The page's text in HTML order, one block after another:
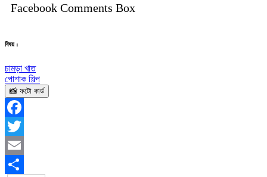
Facebook Comments Box
বিষয় :
চামড়া খাত
পোশাক শিল্প
📸 ফটো কার্ড
Facebook
Twitter
Email